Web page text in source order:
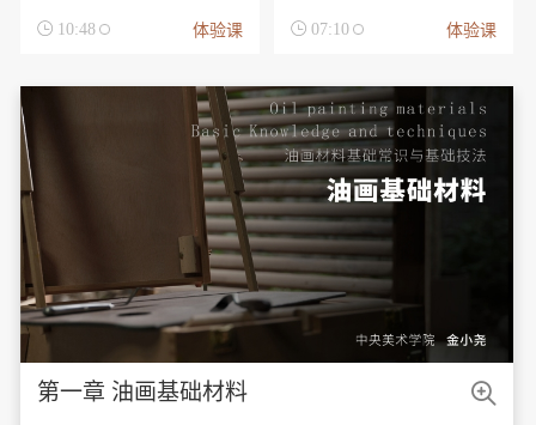
 10:48 体验课  07:10 体验课
第一章 油画基础材料 